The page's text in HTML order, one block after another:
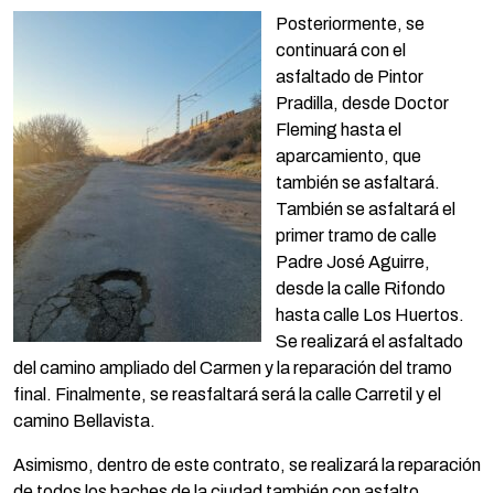
Posteriormente, se
continuará con el
asfaltado de Pintor
Pradilla, desde Doctor
Fleming hasta el
aparcamiento, que
también se asfaltará.
También se asfaltará el
primer tramo de calle
Padre José Aguirre,
desde la calle Rifondo
hasta calle Los Huertos.
Se realizará el asfaltado
del camino ampliado del Carmen y la reparación del tramo
final. Finalmente, se reasfaltará será la calle Carretil y el
camino Bellavista.
Asimismo, dentro de este contrato, se realizará la reparación